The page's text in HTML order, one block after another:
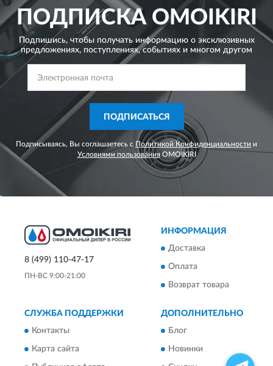
ПОДПИСКАOMOIKIRI
Подпишись, чтобы получать информацию о эксклюзивных
предложениях, поступлениях, событиях и многом другом
ПОДПИСАТЬСЯ
Подписываясь, Вы соглашаетесь с Политикой Конфиденциальности и
Условиями пользованияOMOIKIRI
8 (499) 110-47-17
ПН-ВС 9:00-21:00
ИНФОРМАЦИЯ
Доставка
Оплата
Возврат товара
СЛУЖБА ПОДДЕРЖКИ
Контакты
Карта сайта
ДОПОЛНИТЕЛЬНО
Блог
Новинки